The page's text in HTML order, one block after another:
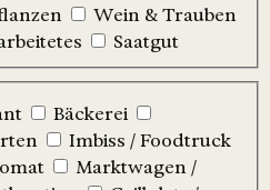
Wein & Trauben
Saatgut
Bäckerei
Imbiss / Foodtruck
Marktwagen /